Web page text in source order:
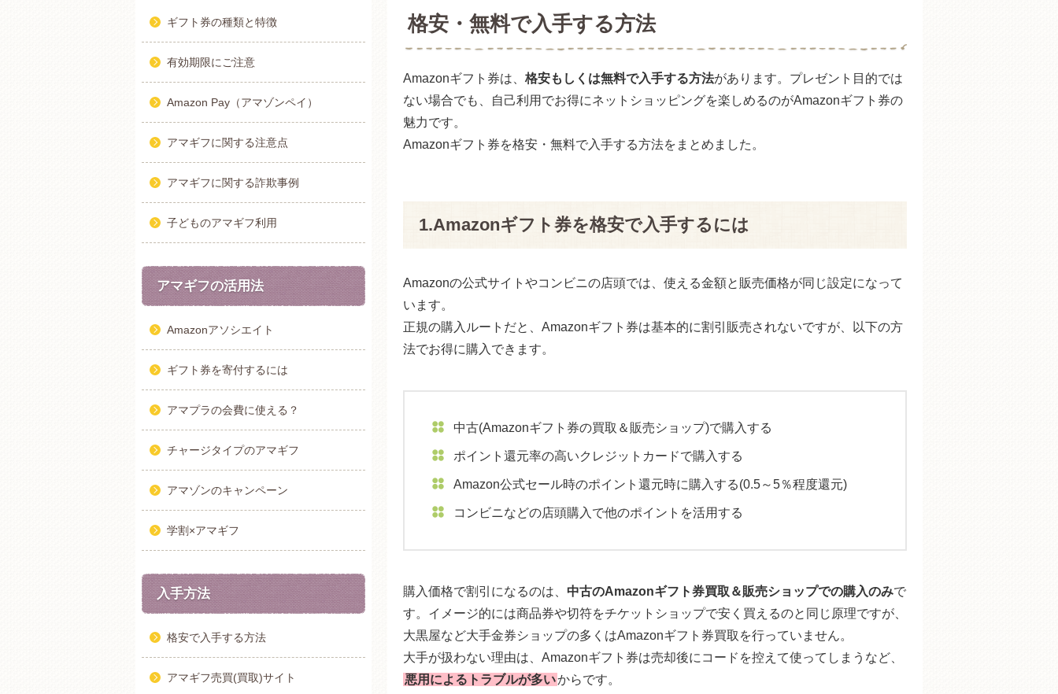
格安・無料で入手する方法
Amazonギフト券は、 格安もしくは無料で入手する方法があります。プレゼント目的では
ない場合でも、自己利用でお得にネットショッピングを楽しめるのがAmazonギフト券の
魅力です。
Amazonギフト券を格安・無料で入手する方法をまとめました。
1.Amazonギフト券を格安で入手するには
Amazonの公式サイトやコンビニの店頭では、使える金額と販売価格が同じ設定になって
います。
正規の購入ルートだと、Amazonギフト券は基本的に割引販売されないですが、以下の方
法でお得に購入できます。
中古(Amazonギフト券の買取＆販売ショップ)で購入する
ポイント還元率の高いクレジットカードで購入する
Amazon公式セール時のポイント還元時に購入する(0.5～5％程度還元)
コンビニなどの店頭購入で他のポイントを活用する
購入価格で割引になるのは、 中古のAmazonギフト券買取＆販売ショップでの購入のみで
す。イメージ的には商品券や切符をチケットショップで安く買えるのと同じ原理ですが、
大黒屋など大手金券ショップの多くはAmazonギフト券買取を行っていません。
大手が扱わない理由は、Amazonギフト券は売却後にコードを控えて使ってしまうなど、
悪用によるトラブルが多いからです。
ギフト券の種類と特徴
有効期限にご注意
Amazon Pay（アマゾンペイ）
アマギフに関する注意点
アマギフに関する詐欺事例
子どものアマギフ利用
アマギフの活用法
Amazonアソシエイト
ギフト券を寄付するには
アマプラの会費に使える？
チャージタイプのアマギフ
アマゾンのキャンペーン
学割×アマギフ
入手方法
格安で入手する方法
アマギフ売買(買取)サイト